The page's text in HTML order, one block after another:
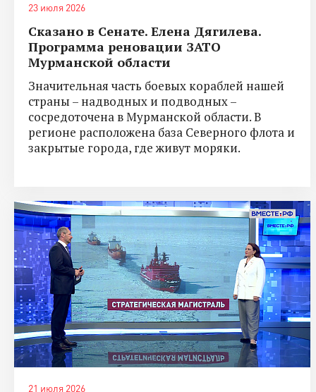
23 июля 2026
Сказано в Сенате. Елена Дягилева.
Программа реновации ЗАТО
Мурманской области
Значительная часть боевых кораблей нашей
страны – надводных и подводных –
сосредоточена в Мурманской области. В
регионе расположена база Северного флота и
закрытые города, где живут моряки.
21 июля 2026